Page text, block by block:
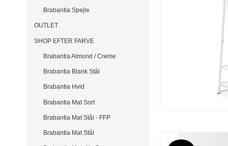
Brabantia Spejle
OUTLET
SHOP EFTER FARVE
Brabantia Almond / Creme
Brabantia Blank Stål
Brabantia Hvid
Brabantia Mat Sort
Brabantia Mat Stål - FFP
Brabantia Mat Stål